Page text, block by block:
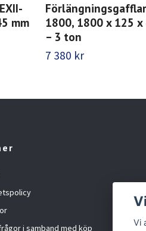
mm
1800, 1800 x 125 x
– 3 ton
7 380 kr
i samband med köp
Vi